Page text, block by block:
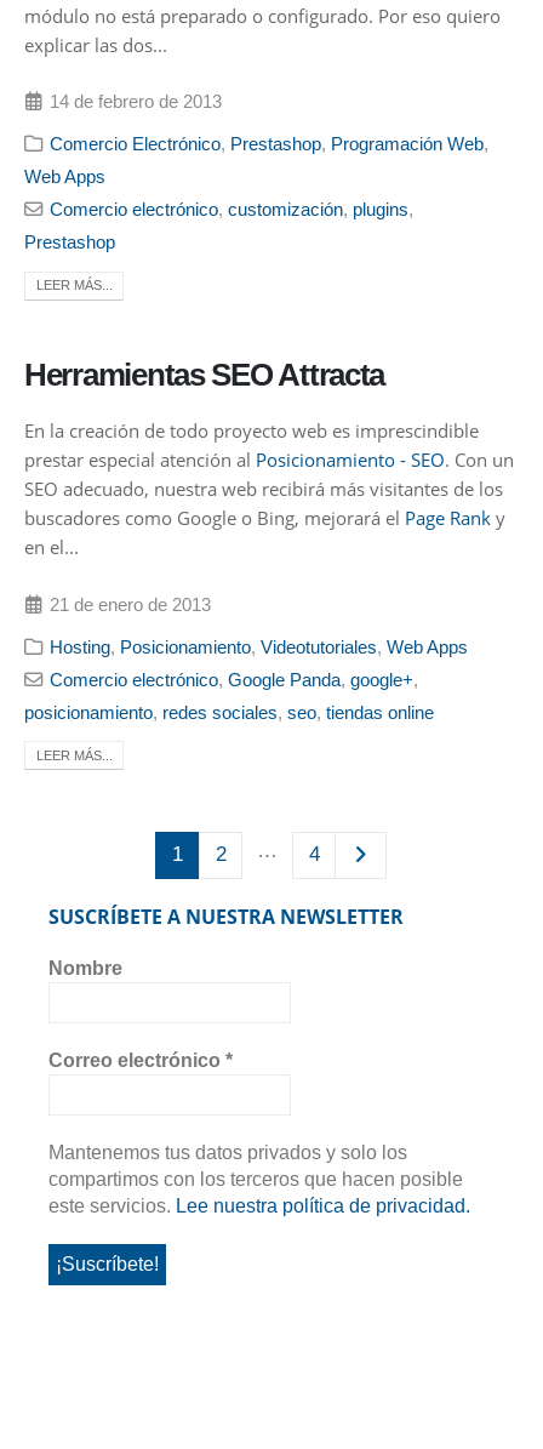
módulo no está preparado o configurado. Por eso quiero
explicar las dos...
14 de febrero de 2013
Comercio Electrónico, Prestashop, Programación Web,
Web Apps
Comercio electrónico,customización, plugins,
Prestashop
LEER MÁS...
Herramientas SEO Attracta
En la creación de todo proyecto web es imprescindible
prestar especial atención al Posicionamiento - SEO. Con un
SEO adecuado, nuestra web recibirá más visitantes de los
buscadores como Google o Bing, mejorará el Page Rank y
en el...
21 de enero de 2013
Hosting, Posicionamiento,Videotutoriales,Web Apps
Comercio electrónico,Google Panda,google+,
posicionamiento, redes sociales, seo, tiendas online
LEER MÁS...
1 2 … 4
SUSCRÍBETE A NUESTRA NEWSLETTER
Nombre
Correo electrónico *
Mantenemos tus datos privados y solo los
compartimos con los terceros que hacen posible
este servicios. Lee nuestra política de privacidad.